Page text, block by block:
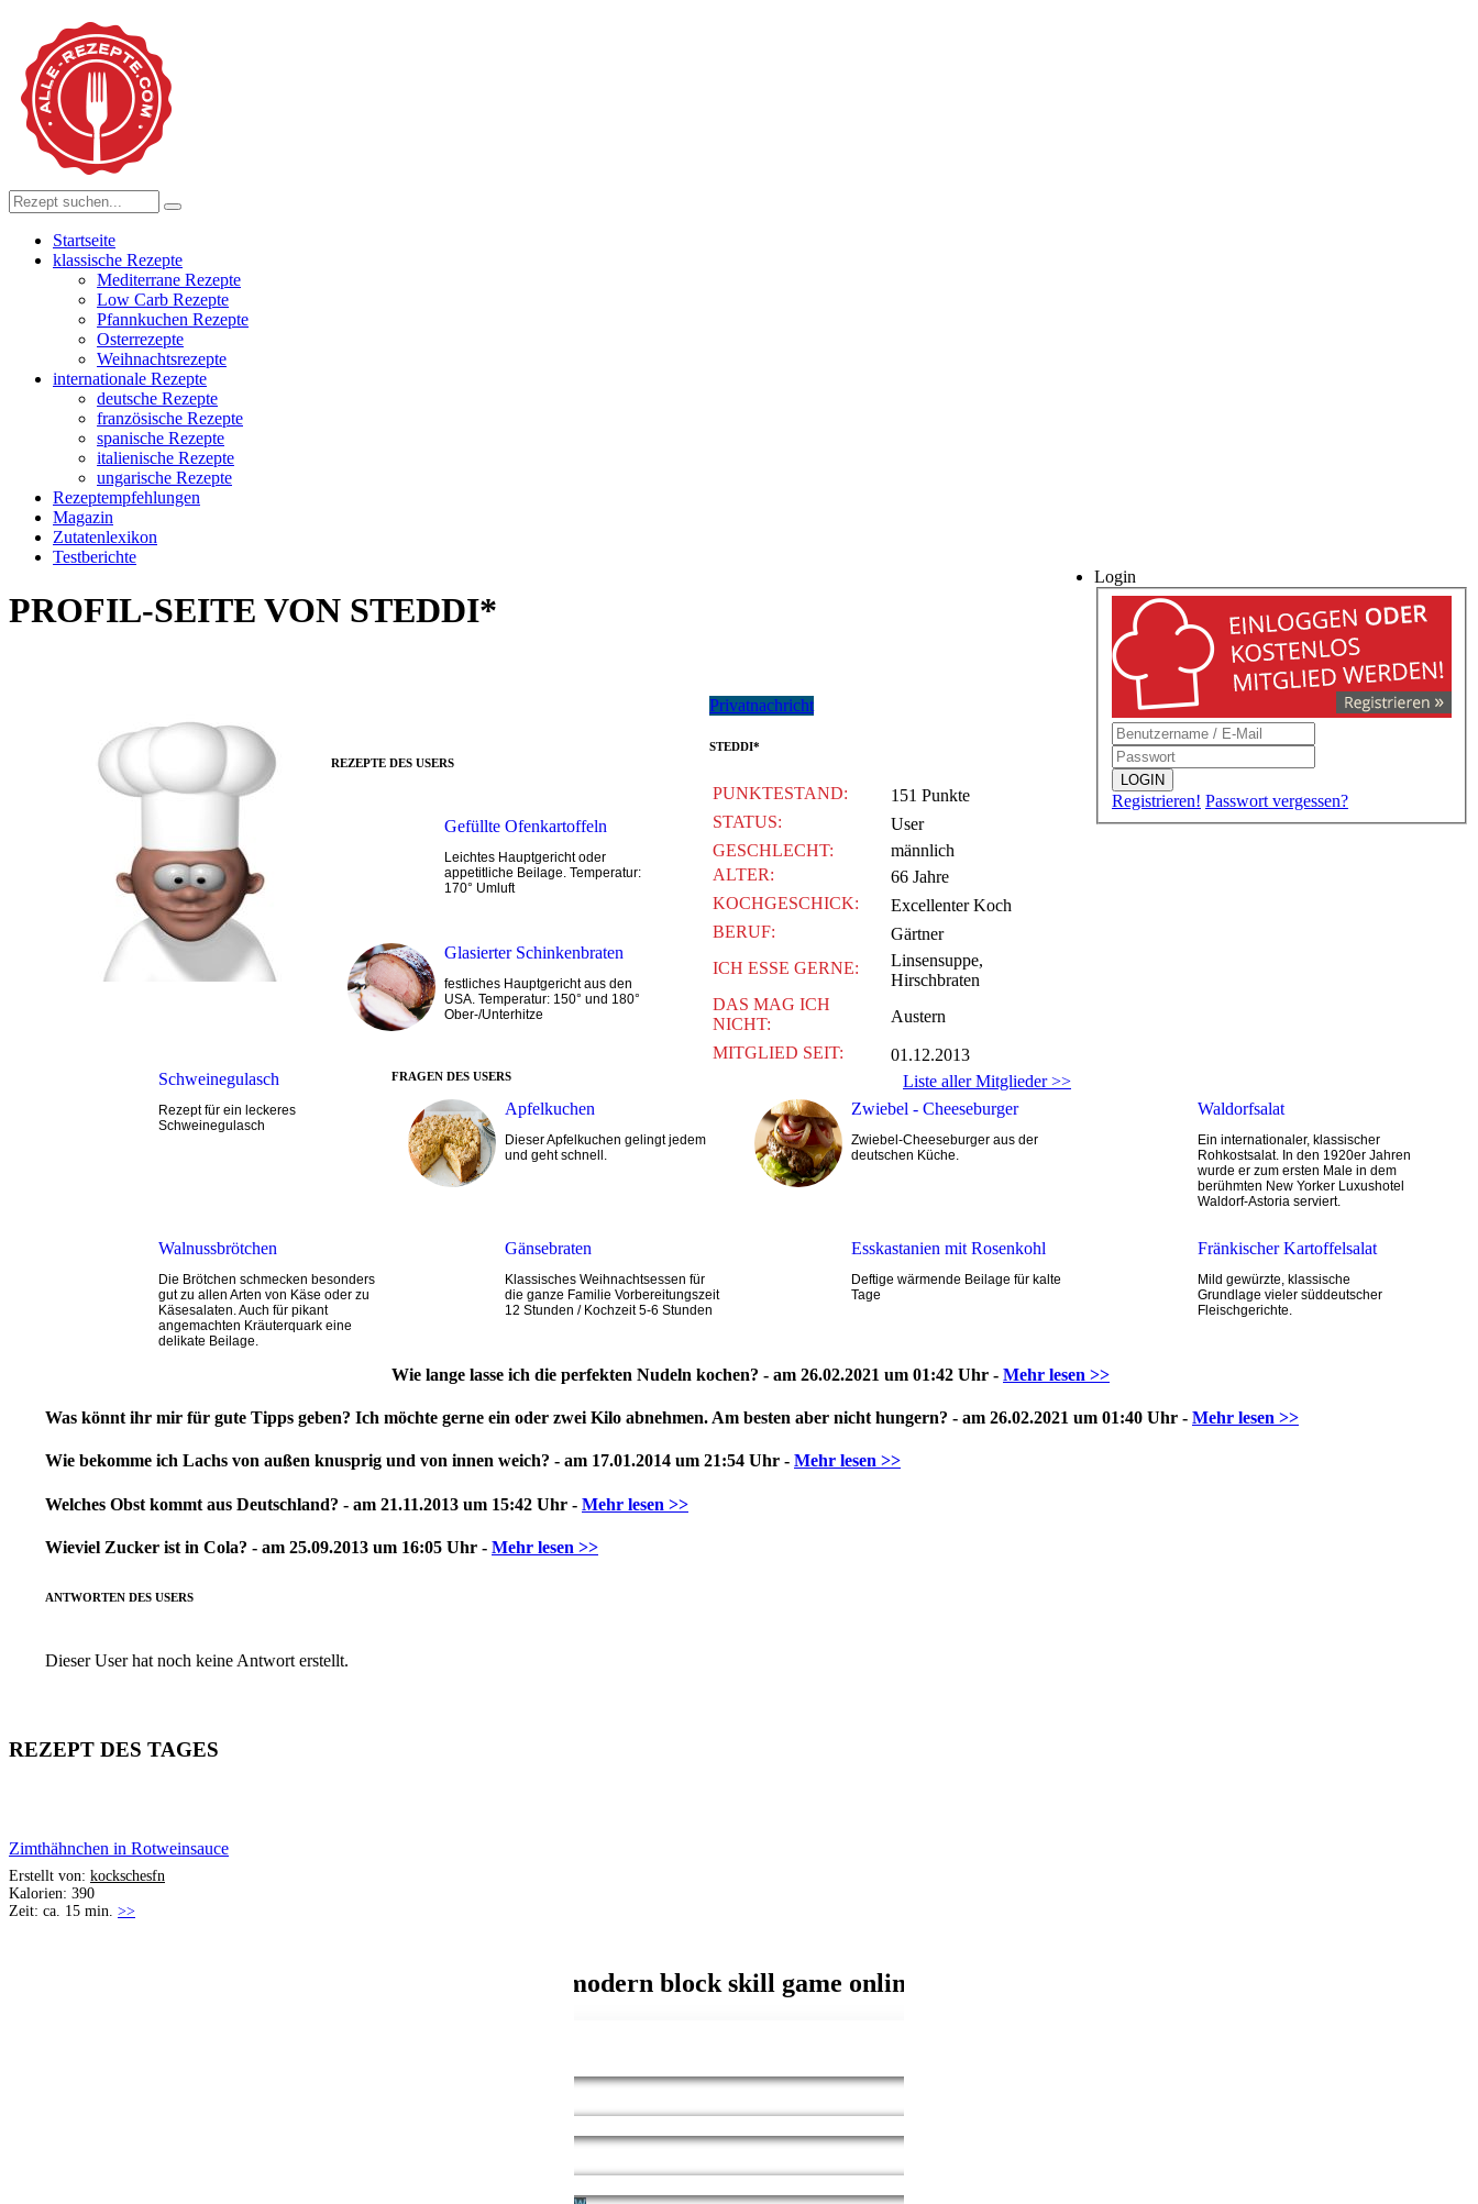
Startseite
klassische Rezepte
Mediterrane Rezepte
Low Carb Rezepte
Pfannkuchen Rezepte
Osterrezepte
Weihnachtsrezepte
internationale Rezepte
deutsche Rezepte
französische Rezepte
spanische Rezepte
italienische Rezepte
ungarische Rezepte
Rezeptempfehlungen
Magazin
Zutatenlexikon
Testberichte
Login
LOGIN
Registrieren! Passwort vergessen?
PROFIL-SEITE VON STEDDI*
Privatnachricht
STEDDI*
PUNKTESTAND:
151 Punkte
STATUS:
User
GESCHLECHT:
männlich
ALTER:
66 Jahre
KOCHGESCHICK:
Excellenter Koch
BERUF:
Gärtner
ICH ESSE GERNE:
Linsensuppe,
Hirschbraten
DAS MAG ICH
NICHT:
Austern
MITGLIED SEIT:
01.12.2013
Liste aller Mitglieder >>
REZEPTE DES USERS
Gefüllte Ofenkartoffeln
Leichtes Hauptgericht oder
appetitliche Beilage. Temperatur:
170° Umluft
Glasierter Schinkenbraten
festliches Hauptgericht aus den
USA. Temperatur: 150° und 180°
Ober-/Unterhitze
Schweinegulasch
Rezept für ein leckeres
Schweinegulasch
Apfelkuchen
Dieser Apfelkuchen gelingt jedem
und geht schnell.
Zwiebel - Cheeseburger
Zwiebel-Cheeseburger aus der
deutschen Küche.
Waldorfsalat
Ein internationaler, klassischer
Rohkostsalat. In den 1920er Jahren
wurde er zum ersten Male in dem
berühmten New Yorker Luxushotel
Waldorf-Astoria serviert.
Walnussbrötchen
Die Brötchen schmecken besonders
gut zu allen Arten von Käse oder zu
Käsesalaten. Auch für pikant
angemachten Kräuterquark eine
delikate Beilage.
Gänsebraten
Klassisches Weihnachtsessen für
die ganze Familie Vorbereitungszeit
12 Stunden / Kochzeit 5-6 Stunden
Esskastanien mit Rosenkohl
Deftige wärmende Beilage für kalte
Tage
Fränkischer Kartoffelsalat
Mild gewürzte, klassische
Grundlage vieler süddeutscher
Fleischgerichte.
FRAGEN DES USERS
Wie lange lasse ich die perfekten Nudeln kochen? - am 26.02.2021 um 01:42 Uhr - Mehr lesen >>
Was könnt ihr mir für gute Tipps geben? Ich möchte gerne ein oder zwei Kilo abnehmen. Am besten aber nicht hungern? - am 26.02.2021 um 01:40 Uhr - Mehr lesen >>
Wie bekomme ich Lachs von außen knusprig und von innen weich? - am 17.01.2014 um 21:54 Uhr - Mehr lesen >>
Welches Obst kommt aus Deutschland? - am 21.11.2013 um 15:42 Uhr - Mehr lesen >>
Wieviel Zucker ist in Cola? - am 25.09.2013 um 16:05 Uhr - Mehr lesen >>
ANTWORTEN DES USERS
Dieser User hat noch keine Antwort erstellt.
REZEPT DES TAGES
Zimthähnchen in Rotweinsauce
Erstellt von: kockschesfn
Kalorien: 390
Zeit: ca. 15 min. >>